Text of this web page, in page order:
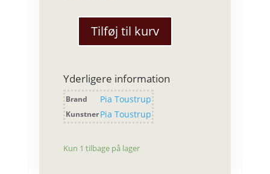
antal
Tilføj til kurv
Yderligere information
Brand Pia Toustrup
KunstnerPia Toustrup
Kun 1 tilbage på lager